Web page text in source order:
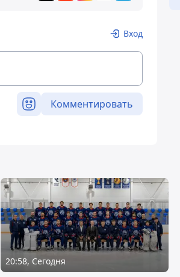
Вход
Комментировать
20:58, Сегодня